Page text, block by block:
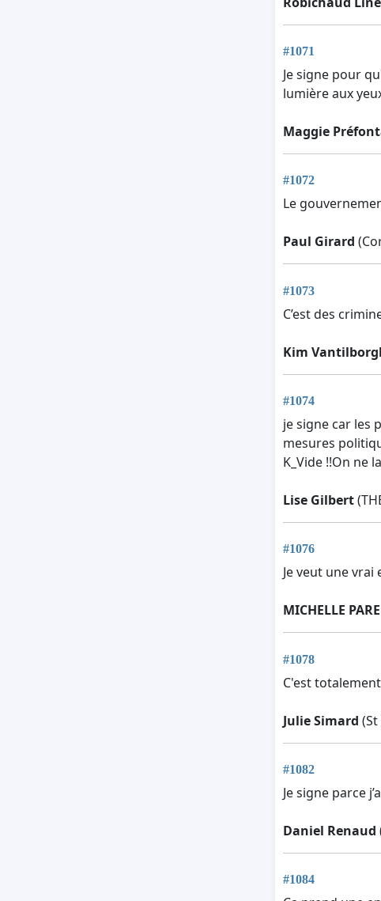
#1071
Je signe pour
lumière aux
Maggie
#1072
Le
Paul Girard
#1073
C’est des
Kim
#1074
je signe car les
mesures
K_Vide !!On ne
Lise Gilbert
#1076
Je veut une
MICHELLE
#1078
C'est
Julie Simard
#1082
Je signe parce
Daniel Renaud
#1084